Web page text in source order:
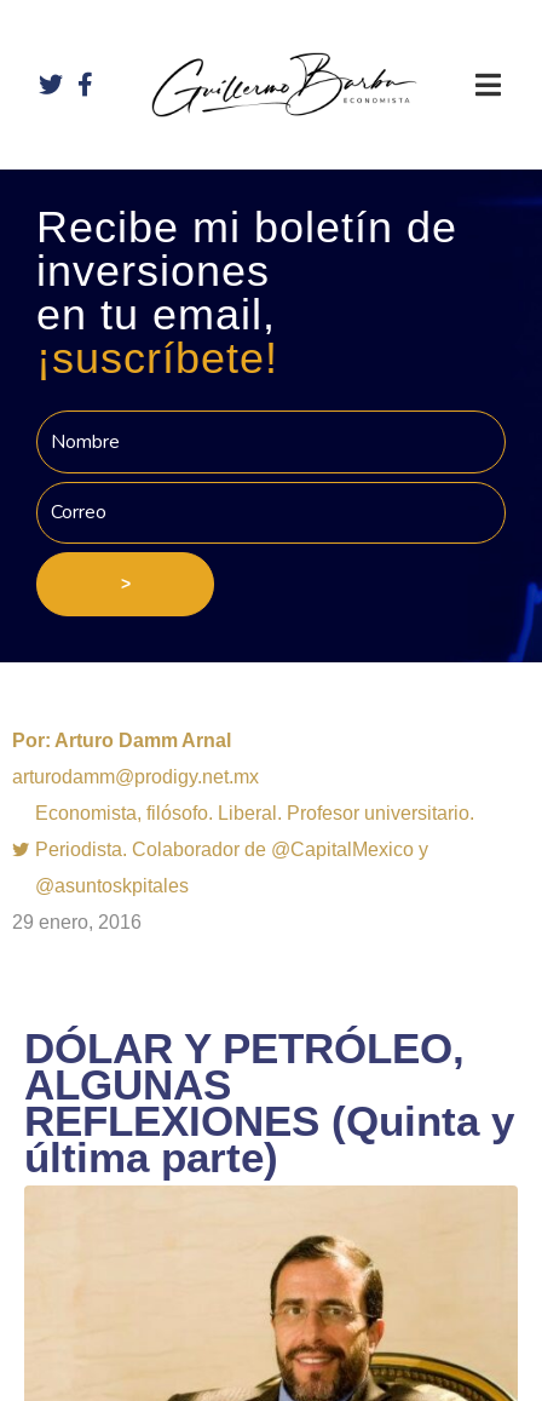
Recibe mi boletín de
inversiones
en tu email,
¡suscríbete!
>
Por: Arturo Damm Arnal
arturodamm@prodigy.net.mx
Economista, filósofo. Liberal. Profesor universitario.
Periodista. Colaborador de @CapitalMexico y
@asuntoskpitales
29 enero, 2016
DÓLAR Y PETRÓLEO,
ALGUNAS
REFLEXIONES (Quinta y
última parte)